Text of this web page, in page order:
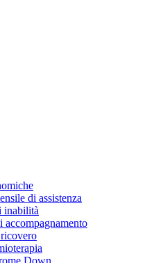
di assistenza
inabilità
accompagnamento
Down